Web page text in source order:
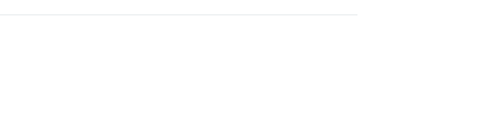
碼，簡訊認證，即可結帳。
／服務後，再付款。